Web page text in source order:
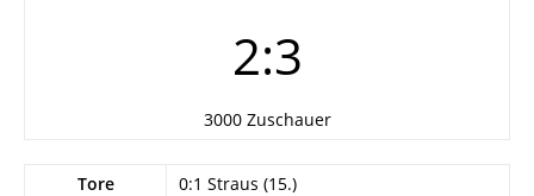
2:3
3000 Zuschauer
Tore
0:1 Straus (15.)